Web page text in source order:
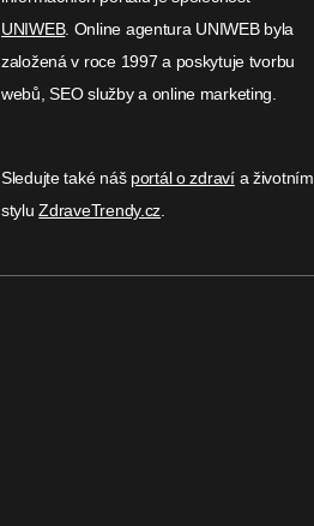
UNIWEB. Online agentura UNIWEB byla
založená v roce 1997 a poskytuje tvorbu
webů, SEO služby a online marketing.
Sledujte také náš portál o zdravía životním
styluZdraveTrendy.cz